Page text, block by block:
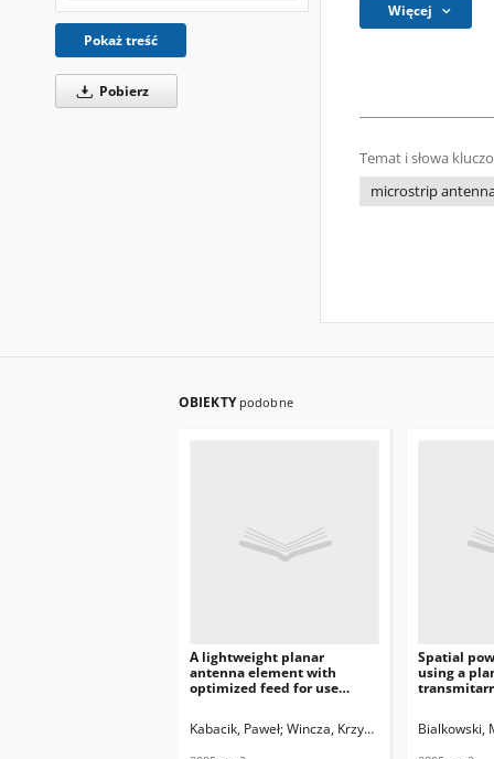
Pokaż treść
Pobierz
Więcej
Temat i słowa
microstrip
OBIEKTY podobne
A lightweight planar
antenna element with
optimized feed for use
Information Technology,
Kabacik, Paweł Wincza, Krzysztof
Spatial
using a
Bialkowski,